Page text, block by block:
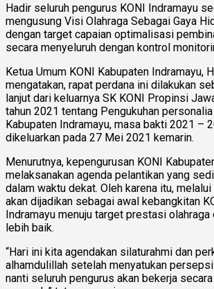
Hadir seluruh pengurus KONI Indramayu
mengusung Visi Olahraga Sebagai Gaya
dengan target capaian optimalisasi
secara menyeluruh dengan kontrol
Ketua Umum KONI Kabupaten Indramayu,
mengatakan, rapat perdana ini dilakukan
lanjut dari keluarnya SK KONI Propinsi
tahun 2021 tentang Pengukuhan
Kabupaten Indramayu, masa bakti 2021 –
dikeluarkan pada 27 Mei 2021 kemarin.
Menurutnya, kepengurusan KONI
melaksanakan agenda pelantikan yang
dalam waktu dekat. Oleh karena itu,
akan dijadikan sebagai awal kebangkitan
Indramayu menuju target prestasi olahraga
lebih baik.
“Hari ini kita agendakan silaturahmi dan
alhamdulillah setelah menyatukan
nanti seluruh pengurus akan bekerja